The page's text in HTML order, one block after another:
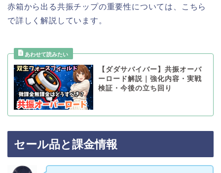
赤箱から出る共振チップの重要性については、こちら
で詳しく解説しています。
【ダダサバイバー】共振オーバ
ーロード解説｜強化内容・実戦
検証・今後の立ち回り
セール品と課金情報